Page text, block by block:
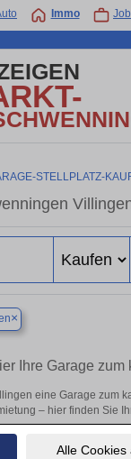
Alle Cookies
Immo Job
STELLPLATZ-
×
Ihre Garage
eine Garage zum
– hier finden Sie
finden. Schauen